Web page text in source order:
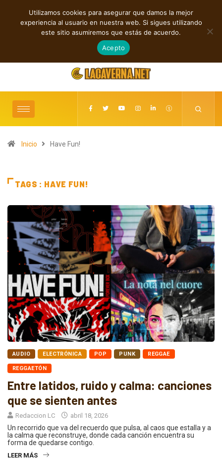
TENDENCIAS
Nueva música independiente: electrónica, post rock y punk
agosto 6, 2026
Inicio Have Fun!
TAGS : HAVE FUN!
AUDIO ELECTRÓNICA POP PUNK REGGAE
REGGAETÓN
Entre latidos, ruido y calma: canciones
que se sienten antes
Redaccion LC abril 18, 2026
Un recorrido que va del recuerdo que pulsa, al caos que estalla y a
la calma que reconstruye, donde cada canción encuentra su
forma de quedarse contigo.
LEER MÁS
Utilizamos cookies para asegurar que damos la mejor
experiencia al usuario en nuestra web. Si sigues utilizando
este sitio asumiremos que estás de acuerdo.
Acepto